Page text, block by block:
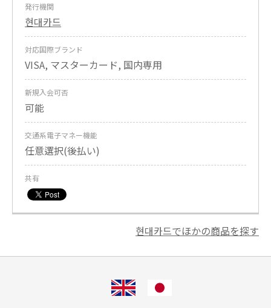
発行機関
현대카드
対応国際ブランド
VISA, マスターカード, 国内専用
新規入会可否
可能
交通系電子マネー機能
任意選択(後払い)
共有
현대카드でほかの商品を探す